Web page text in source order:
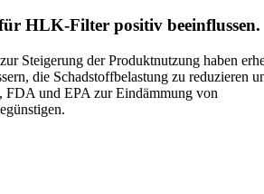
HLK-Filter positiv beeinflussen.
Steigerung der Produktnutzung haben
die Schadstoffbelastung zu reduzieren
FDA und EPA zur Eindämmung von